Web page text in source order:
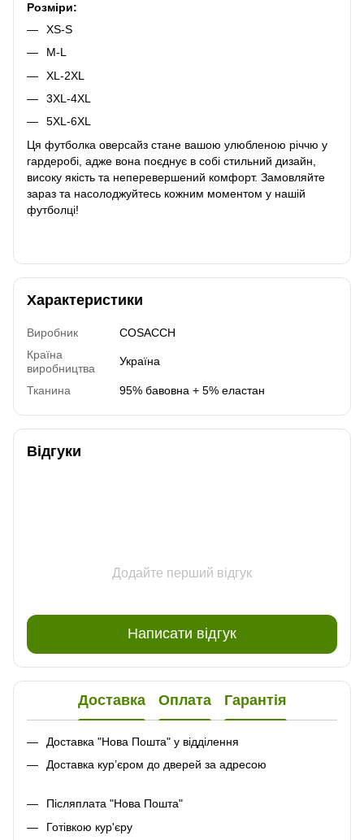
Розміри:
XS-S
M-L
XL-2XL
3XL-4XL
5XL-6XL
Ця футболка оверсайз стане вашою улюбленою річчю у
гардеробі, адже вона поєднує в собі стильний дизайн,
високу якість та неперевершений комфорт. Замовляйте
зараз та насолоджуйтесь кожним моментом у нашій
футболці!
Характеристики
Виробник
COSACCH
Країна
виробництва
Україна
Тканина 95% бавовна + 5% еластан
Відгуки
Додайте перший відгук
Написати відгук
Доставка Оплата Гарантія
Доставка "Нова Пошта" у відділення
Доставка кур’єром до дверей за адресою
Післяплата "Нова Пошта"
Готівкою кур'єру